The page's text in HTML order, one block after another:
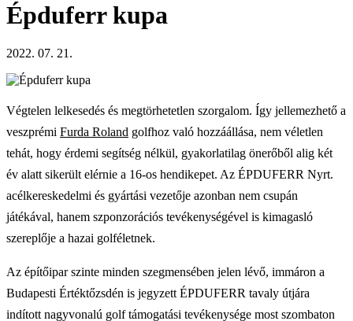
Épduferr kupa
2022. 07. 21.
Végtelen lelkesedés és megtörhetetlen szorgalom. Így jellemezhető a
veszprémi Furda Roland golfhoz való hozzáállása, nem véletlen
tehát, hogy érdemi segítség nélkül, gyakorlatilag önerőből alig két
év alatt sikerült elérnie a 16-os hendikepet. Az ÉPDUFERR Nyrt.
acélkereskedelmi és gyártási vezetője azonban nem csupán
játékával, hanem szponzorációs tevékenységével is kimagasló
szereplője a hazai golféletnek.
Az építőipar szinte minden szegmensében jelen lévő, immáron a
Budapesti Értéktőzsdén is jegyzett ÉPDUFERR tavaly útjára
indított nagyvonalú golf támogatási tevékenysége most szombaton